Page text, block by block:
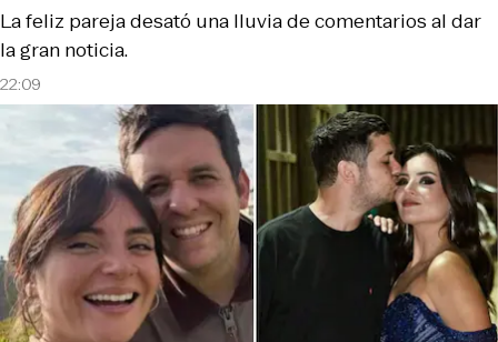
22:09
La feliz pareja desató una lluvia de comentarios al dar
la gran noticia.